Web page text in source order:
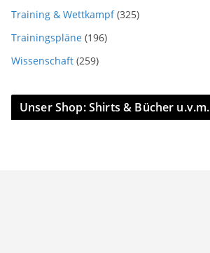
Training & Wettkampf(325)
Trainingspläne (196)
Wissenschaft (259)
Unser Shop: Shirts & Bücher u.v.m.